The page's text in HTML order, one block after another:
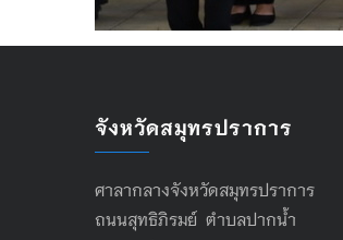
จังหวัดสมุทรปราการ
ศาลากลางจังหวัดสมุทรปราการ
ถนนสุทธิภิรมย์ ตำบลปากน้ำ